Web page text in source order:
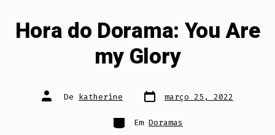
Hora do Dorama: You Are
my Glory
Autor
do De katherine Data
do
março 25, 2022
Categorias
Em Doramas